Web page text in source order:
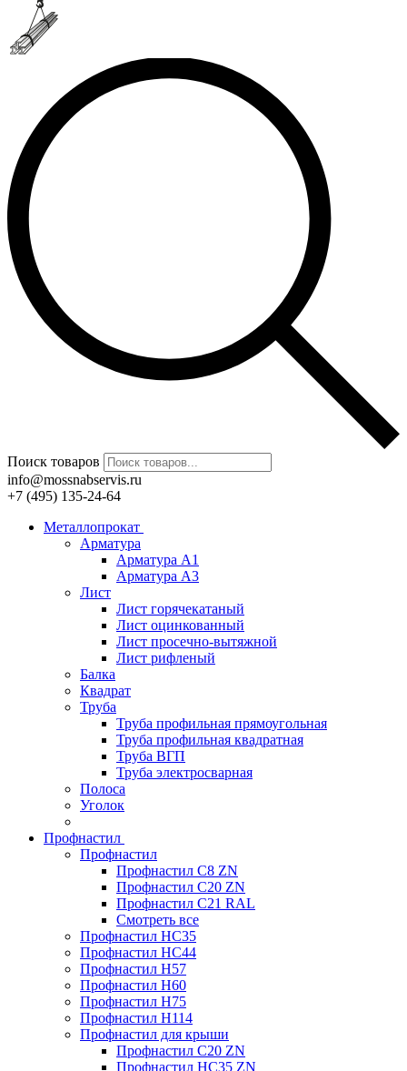
Поиск товаров
info@mossnabservis.ru
+7 (495) 135-24-64
Металлопрокат
Арматура
Арматура А1
Арматура А3
Лист
Лист горячекатаный
Лист оцинкованный
Лист просечно-вытяжной
Лист рифленый
Балка
Квадрат
Труба
Труба профильная прямоугольная
Труба профильная квадратная
Труба ВГП
Труба электросварная
Полоса
Уголок
Профнастил
Профнастил
Профнастил С8 ZN
Профнастил С20 ZN
Профнастил С21 RAL
Смотреть все
Профнастил HC35
Профнастил HC44
Профнастил H57
Профнастил H60
Профнастил H75
Профнастил H114
Профнастил для крыши
Профнастил С20 ZN
Профнастил НС35 ZN